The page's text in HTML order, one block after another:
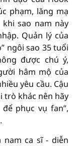
phạm, lăng mạ
sao nam này
Quản lý của
ngôi sao 35 tuổi
được chú ý,
hâm mộ của
yêu cầu. Cậu
trò khác nên hãy
phục vụ fan”,
nam ca sĩ - diễn